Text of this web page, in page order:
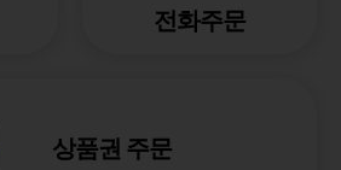
전화주문
상품권 주문